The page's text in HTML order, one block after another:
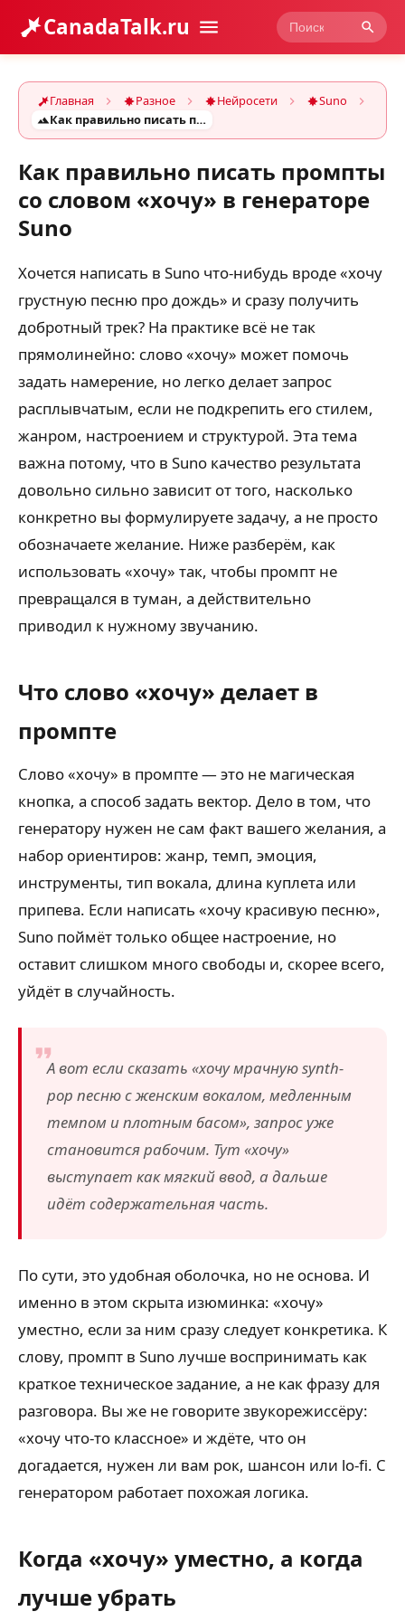
CanadaTalk.ru
Главная Разное Нейросети
Suno
Как правильно писать промпты со словом «хочу» в генераторе Suno
Как правильно писать промпты
со словом «хочу» в генераторе
Suno
Хочется написать в Suno что-нибудь вроде «хочу
грустную песню про дождь» и сразу получить
добротный трек? На практике всё не так
прямолинейно: слово «хочу» может помочь
задать намерение, но легко делает запрос
расплывчатым, если не подкрепить его стилем,
жанром, настроением и структурой. Эта тема
важна потому, что в Suno качество результата
довольно сильно зависит от того, насколько
конкретно вы формулируете задачу, а не просто
обозначаете желание. Ниже разберём, как
использовать «хочу» так, чтобы промпт не
превращался в туман, а действительно
приводил к нужному звучанию.
Что слово «хочу» делает в
промпте
Слово «хочу» в промпте — это не магическая
кнопка, а способ задать вектор. Дело в том, что
генератору нужен не сам факт вашего желания, а
набор ориентиров: жанр, темп, эмоция,
инструменты, тип вокала, длина куплета или
припева. Если написать «хочу красивую песню»,
Suno поймёт только общее настроение, но
оставит слишком много свободы и, скорее всего,
уйдёт в случайность.
А вот если сказать «хочу мрачную synth-
pop песню с женским вокалом, медленным
темпом и плотным басом», запрос уже
становится рабочим. Тут «хочу»
выступает как мягкий ввод, а дальше
идёт содержательная часть.
По сути, это удобная оболочка, но не основа. И
именно в этом скрыта изюминка: «хочу»
уместно, если за ним сразу следует конкретика. К
слову, промпт в Suno лучше воспринимать как
краткое техническое задание, а не как фразу для
разговора. Вы же не говорите звукорежиссёру:
«хочу что-то классное» и ждёте, что он
догадается, нужен ли вам рок, шансон или lo-fi. С
генератором работает похожая логика.
Когда «хочу» уместно, а когда
лучше убрать